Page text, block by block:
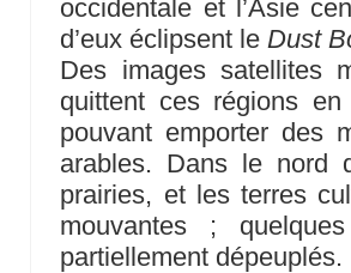
occidentale et l’Asie
d’eux éclipsent le Dust
Des images satellites
quittent ces régions
pouvant emporter des
arables. Dans le nord
prairies, et les terres
mouvantes ;
partiellement dépeuplés.